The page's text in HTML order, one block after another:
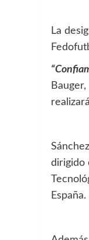
La
dirigido
España.